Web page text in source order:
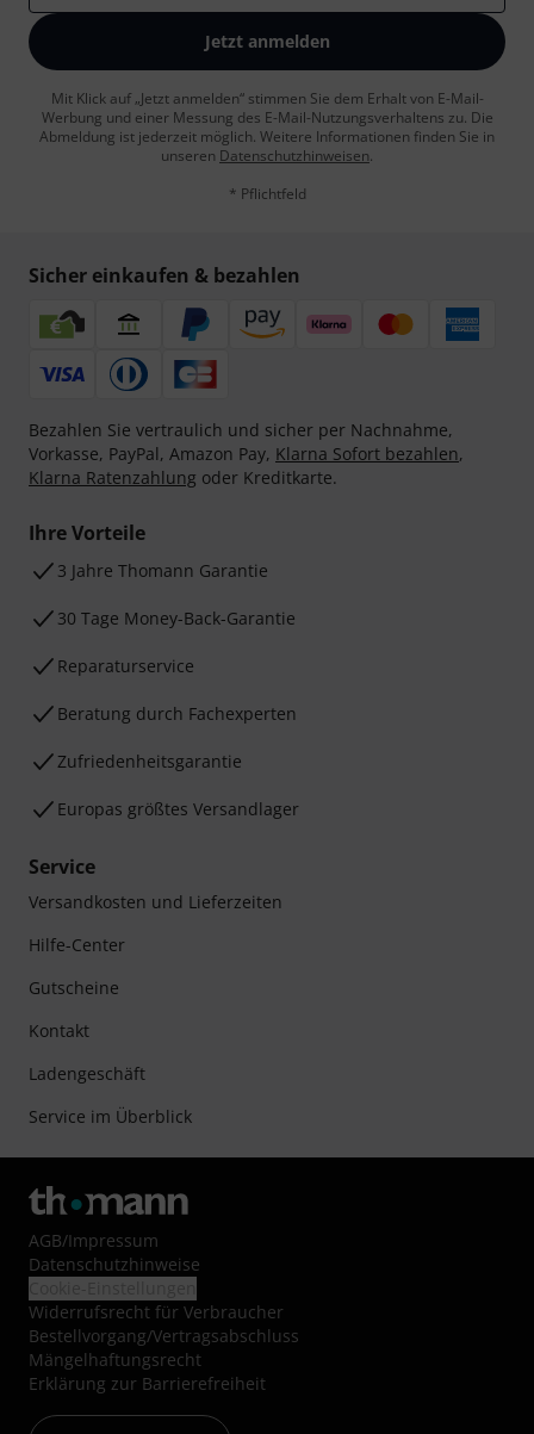
Jetzt anmelden
Mit Klick auf „Jetzt anmelden“ stimmen Sie dem Erhalt von E-Mail-
Werbung und einer Messung des E-Mail-Nutzungsverhaltens zu. Die
Abmeldung ist jederzeit möglich. Weitere Informationen finden Sie in
unseren Datenschutzhinweisen.
* Pflichtfeld
Sicher einkaufen & bezahlen
Bezahlen Sie vertraulich und sicher per Nachnahme,
Vorkasse, PayPal, Amazon Pay, Klarna Sofort bezahlen,
Klarna Ratenzahlung oder Kreditkarte.
Ihre Vorteile
3 Jahre Thomann Garantie
30 Tage Money-Back-Garantie
Reparaturservice
Beratung durch Fachexperten
Zufriedenheitsgarantie
Europas größtes Versandlager
Service
Versandkosten und Lieferzeiten
Hilfe-Center
Gutscheine
Kontakt
Ladengeschäft
Service im Überblick
AGB/Impressum
Datenschutzhinweise
Widerrufsrecht für Verbraucher
Bestellvorgang/Vertragsabschluss
Mängelhaftungsrecht
Erklärung zur Barrierefreiheit